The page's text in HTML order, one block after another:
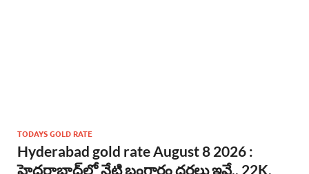
TODAYS GOLD RATE
Hyderabad gold rate August 8 2026 :
హైదరాబాద్‌లో నేటి బంగారం ధరలు ఇవే.. 22K,